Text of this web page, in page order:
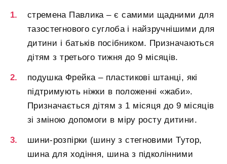
стремена Павлика – є самими щадними для
тазостегнового суглоба і найзручнішими для
дитини і батьків посібником. Призначаються
дітям з третього тижня до 9 місяців.
подушка Фрейка – пластикові штанці, які
підтримують ніжки в положенні «жаби».
Призначається дітям з 1 місяця до 9 місяців
зі зміною допомоги в міру росту дитини.
шини-розпірки (шину з стегновими Тутор,
шина для ходіння, шина з підколінними